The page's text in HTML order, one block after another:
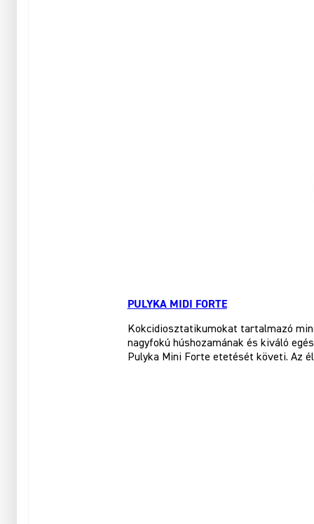
PULYKA MIDI FORTE
Kokcidiosztatikumokat tartalmazó
nagyfokú húshozamának és kiváló
Pulyka Mini Forte etetését követi. Az